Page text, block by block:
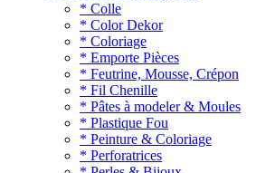
* Colle
* Color Dekor
* Coloriage
* Emporte Pièces
* Feutrine, Mousse, Crépon
* Fil Chenille
* Pâtes à modeler & Moules
* Plastique Fou
* Peinture & Coloriage
* Perforatrices